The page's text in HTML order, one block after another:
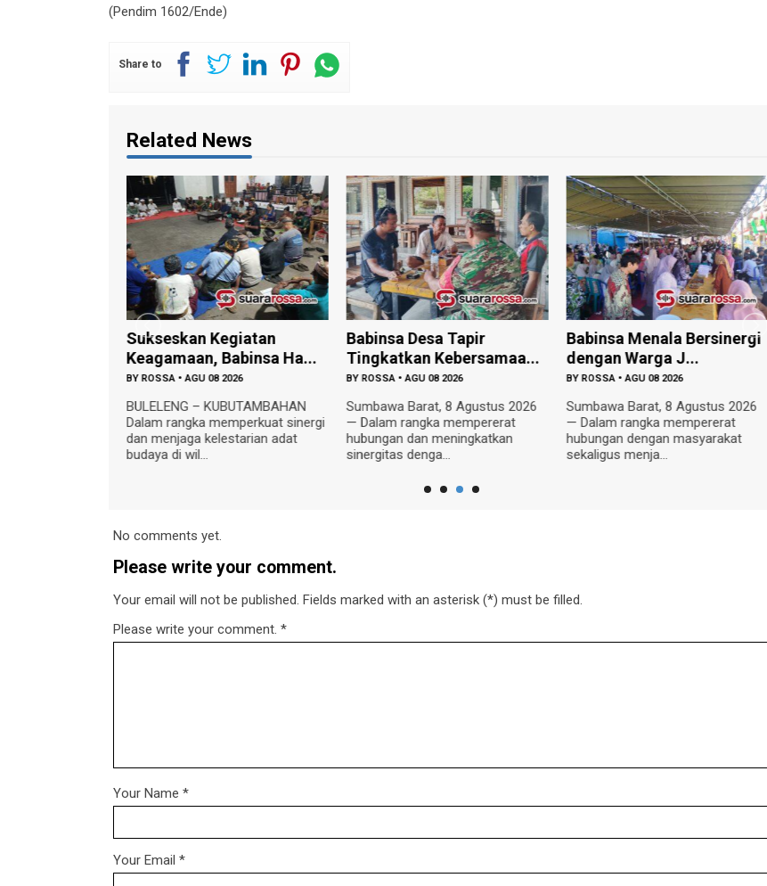
(Pendim 1602/Ende)
Share to
Related News
Sukseskan Kegiatan
Keagamaan, Babinsa Ha...
BY ROSSA •AGU 08 2026
BULELENG – KUBUTAMBAHAN
Dalam rangka memperkuat sinergi
dan menjaga kelestarian adat
budaya di wil...
Babinsa Desa Tapir
Tingkatkan Kebersamaa...
BY ROSSA •AGU 08 2026
Sumbawa Barat, 8 Agustus 2026
— Dalam rangka mempererat
hubungan dan meningkatkan
sinergitas denga...
Babinsa Menala Bersinergi
dengan Warga J...
BY ROSSA •AGU 08 2026
Sumbawa Barat, 8 Agustus 2026
— Dalam rangka mempererat
hubungan dengan masyarakat
sekaligus menja...
No comments yet.
Please write your comment.
Your email will not be published. Fields marked with an asterisk (*) must be filled.
Please write your comment. *
Your Name *
Your Email *